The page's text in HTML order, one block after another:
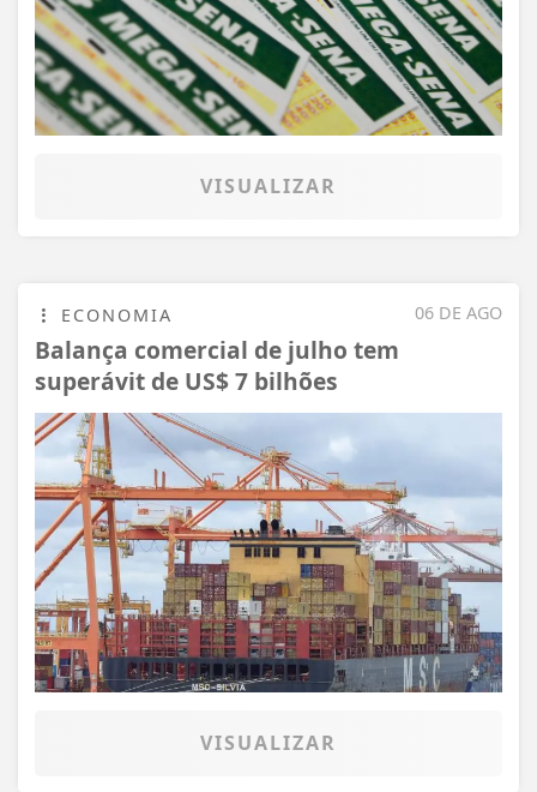
VISUALIZAR
06 DE AGO
ECONOMIA
Balança comercial de julho tem
superávit de US$ 7 bilhões
VISUALIZAR